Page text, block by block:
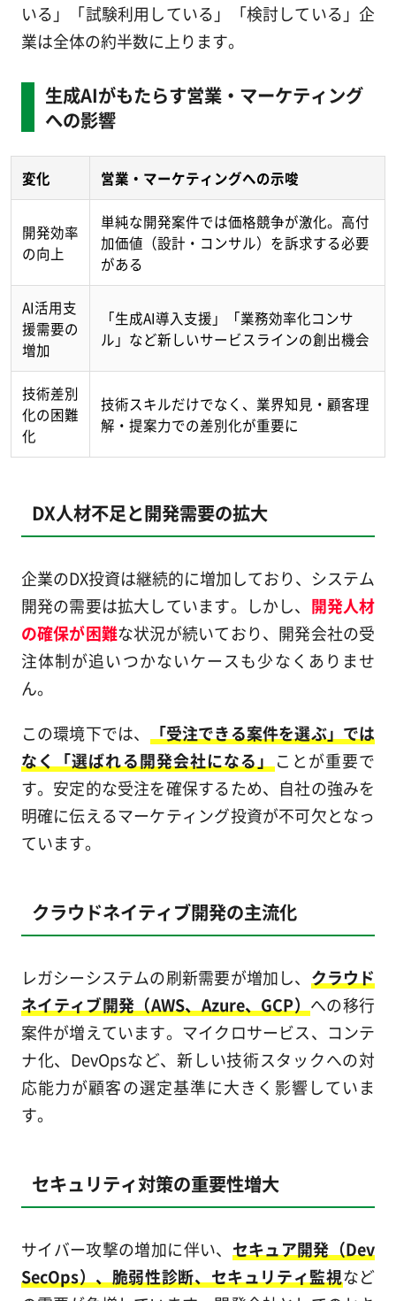
いる」「試験利用している」「検討している」企
業は全体の約半数に上ります。
生成AIがもたらす営業・マーケティング
への影響
変化 営業・マーケティングへの示唆
開発効率
の向上
単純な開発案件では価格競争が激化。高付
加価値（設計・コンサル）を訴求する必要
がある
AI活用支
援需要の
増加
「生成AI導入支援」「業務効率化コンサ
ル」など新しいサービスラインの創出機会
技術差別
化の困難
化
技術スキルだけでなく、業界知見・顧客理
解・提案力での差別化が重要に
DX人材不足と開発需要の拡大
企業のDX投資は継続的に増加しており、システム
開発の需要は拡大しています。しかし、 開発人材
の確保が困難な状況が続いており、開発会社の受
注体制が追いつかないケースも少なくありませ
ん。
この環境下では、 「受注できる案件を選ぶ」では
なく「選ばれる開発会社になる」ことが重要で
す。安定的な受注を確保するため、自社の強みを
明確に伝えるマーケティング投資が不可欠となっ
ています。
クラウドネイティブ開発の主流化
レガシーシステムの刷新需要が増加し、 クラウド
ネイティブ開発（AWS、Azure、GCP）への移行
案件が増えています。マイクロサービス、コンテ
ナ化、DevOpsなど、新しい技術スタックへの対
応能力が顧客の選定基準に大きく影響していま
す。
セキュリティ対策の重要性増大
サイバー攻撃の増加に伴い、 セキュア開発（Dev
SecOps）、脆弱性診断、セキュリティ監視など